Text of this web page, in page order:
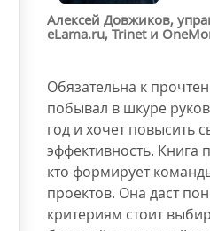
Алексей Довжиков,
eLama.ru, Trinet и
Обязательна к
побывал в шкуре
год и хочет повысить
эффективность. Книга
кто формирует
проектов. Она даст
критериям стоит